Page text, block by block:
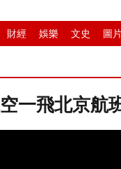
財經 娛樂 文史 圖
一飛北京航